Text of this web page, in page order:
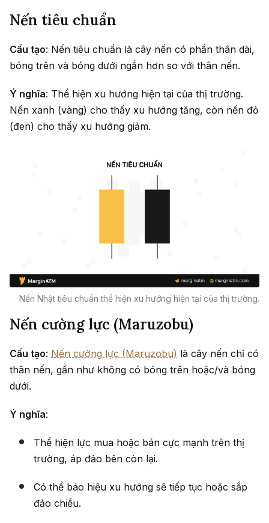
Nến tiêu chuẩn
Cấu tạo: Nến tiêu chuẩn là cây nến có phần thân dài,
bóng trên và bóng dưới ngắn hơn so với thân nến.
Ý nghĩa: Thể hiện xu hướng hiện tại của thị trường.
Nến xanh (vàng) cho thấy xu hướng tăng, còn nến đỏ
(đen) cho thấy xu hướng giảm.
Nến Nhật tiêu chuẩn thể hiện xu hướng hiện tại của thị trường.
Nến cường lực (Maruzobu)
Cấu tạo: Nến cường lực (Maruzobu) là cây nến chỉ có
thân nến, gần như không có bóng trên hoặc/và bóng
dưới.
Ý nghĩa:
Thể hiện lực mua hoặc bán cực mạnh trên thị
trường, áp đảo bên còn lại.
Có thể báo hiệu xu hướng sẽ tiếp tục hoặc sắp
đảo chiều.